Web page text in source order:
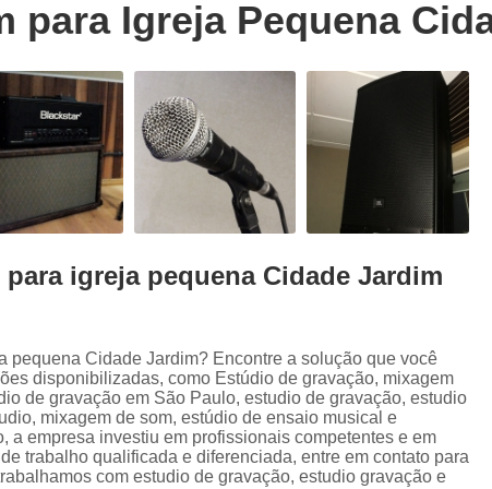
Trilhas Sonoras para Filmes em Estudio
Estúdio de Ensaio Musical
Estúdio de
Estúdio Ensaio de Musicas
Estúdio
Estúdio para Ensaio de Bandas
Estúdio para Ensaio Musical
Estúdios para Ensaios Musicais
Sala de Ensaio Musical
Edição de
Estúdio de Audiobook
Estudio
Fazer Audiobook
Fazer Podcast
Gravação de áudio
Gravação de Audiobook
Gravadora áudio
Gravar Audiobook
para Igreja Pequena
igreja pequena Cidade Jardim
pequena Cidade Jardim? Encontre a solução que você
disponibilizadas, como Estúdio de gravação, mixagem
de gravação em São Paulo, estudio de gravação, estudio
mixagem de som, estúdio de ensaio musical e
a empresa investiu em profissionais competentes e em
trabalho qualificada e diferenciada, entre em contato para
com estudio de gravação, estudio gravação e